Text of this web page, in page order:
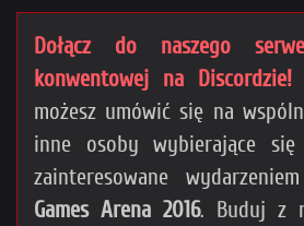
Dołącz do naszego
konwentowej na Discordzie!
możesz umówić się na
inne osoby wybierające
zainteresowane wydarzeniem
Games Arena 2016. Buduj z